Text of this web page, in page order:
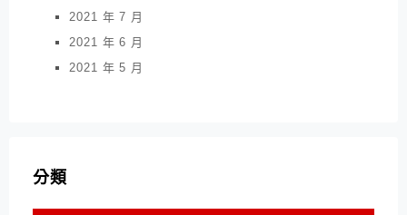
2021 年 7 月
2021 年 6 月
2021 年 5 月
分類